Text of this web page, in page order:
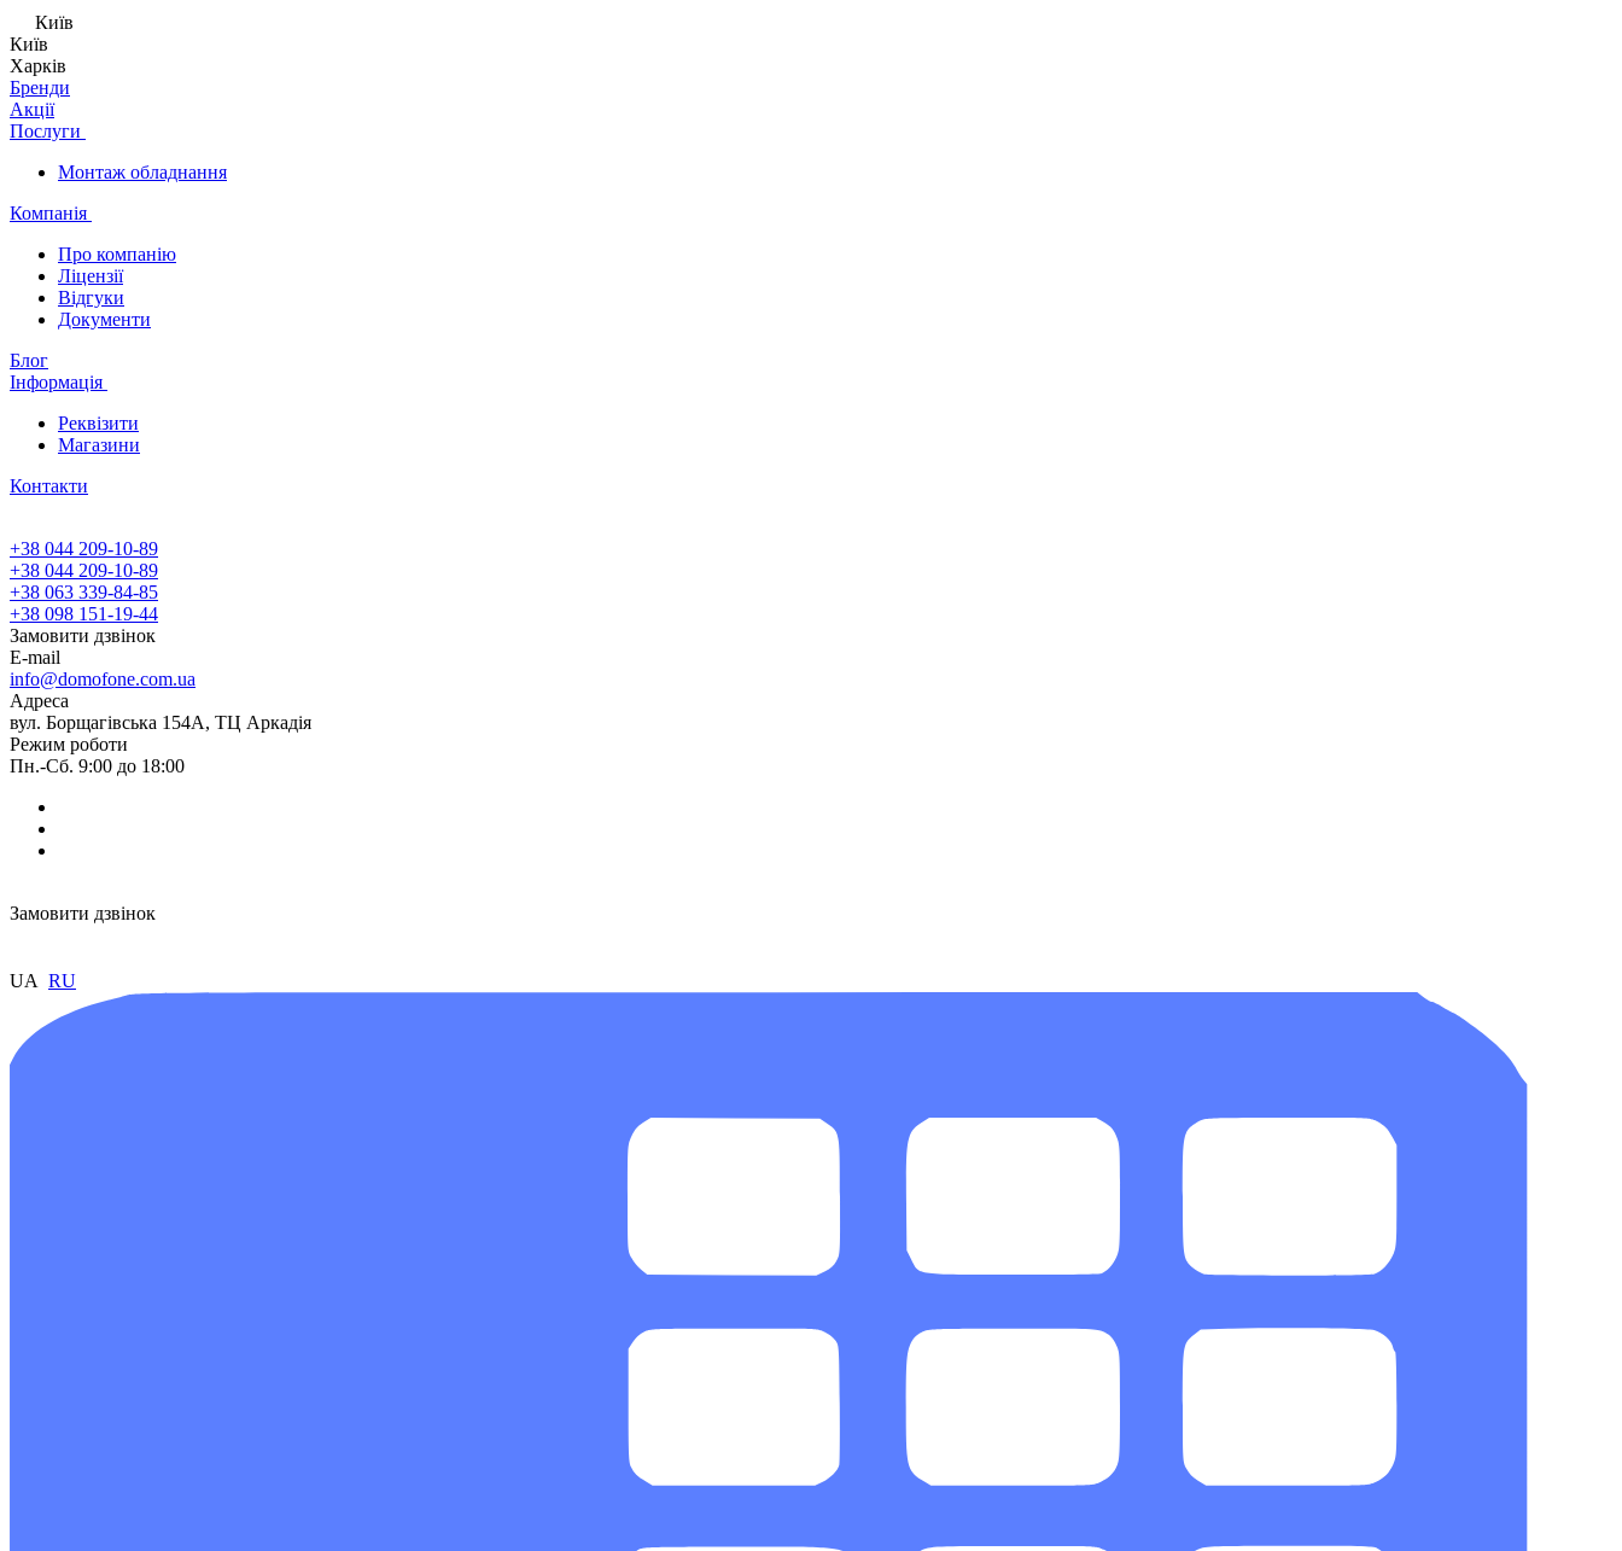
Київ
Київ
Харків
Бренди
Акції
Послуги
Монтаж обладнання
Компанія
Про компанію
Ліцензії
Відгуки
Документи
Блог
Інформація
Реквізити
Магазини
Контакти
+38 044 209-10-89
+38 044 209-10-89
+38 063 339-84-85
+38 098 151-19-44
Замовити дзвінок
E-mail
info@domofone.com.ua
Адреса
вул. Борщагівська 154А, ТЦ Аркадія
Режим роботи
Пн.-Сб. 9:00 до 18:00
Замовити дзвінок
UA RU